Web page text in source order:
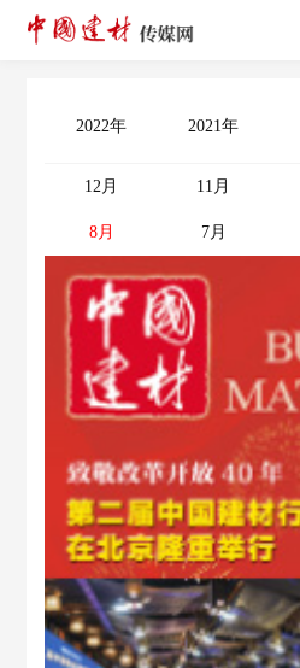
2022年 2021年
12月 11月
8月 7月